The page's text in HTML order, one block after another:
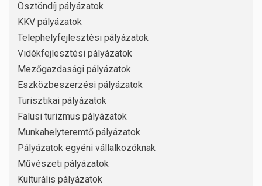
Ösztöndíj pályázatok
KKV pályázatok
Telephelyfejlesztési pályázatok
Vidékfejlesztési pályázatok
Mezőgazdasági pályázatok
Eszközbeszerzési pályázatok
Turisztikai pályázatok
Falusi turizmus pályázatok
Munkahelyteremtő pályázatok
Pályázatok egyéni vállalkozóknak
Művészeti pályázatok
Kulturális pályázatok